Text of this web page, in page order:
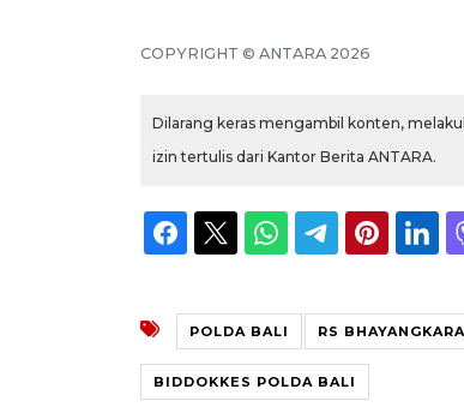
COPYRIGHT © ANTARA 2026
Dilarang keras mengambil konten,
izin tertulis dari Kantor Berita ANTARA.
POLDA BALI RS
BIDDOKKES POLDA BALI